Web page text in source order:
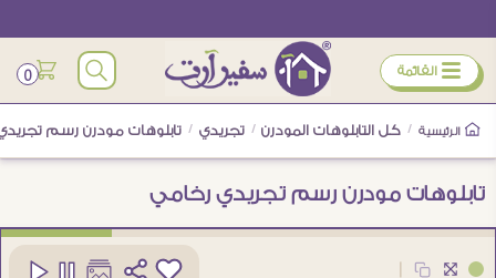
ÿ القائمة 0
الرئيسية / كل التابلوهات المودرن / تجريدي / تابلوهات مودرن رسم
تابلوهات مودرن رسم تجريدي رخامي